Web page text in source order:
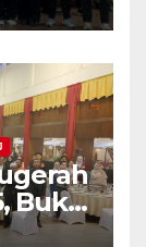
Bukti